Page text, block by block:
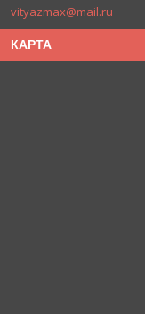
vityazmax@mail.ru
КАРТА